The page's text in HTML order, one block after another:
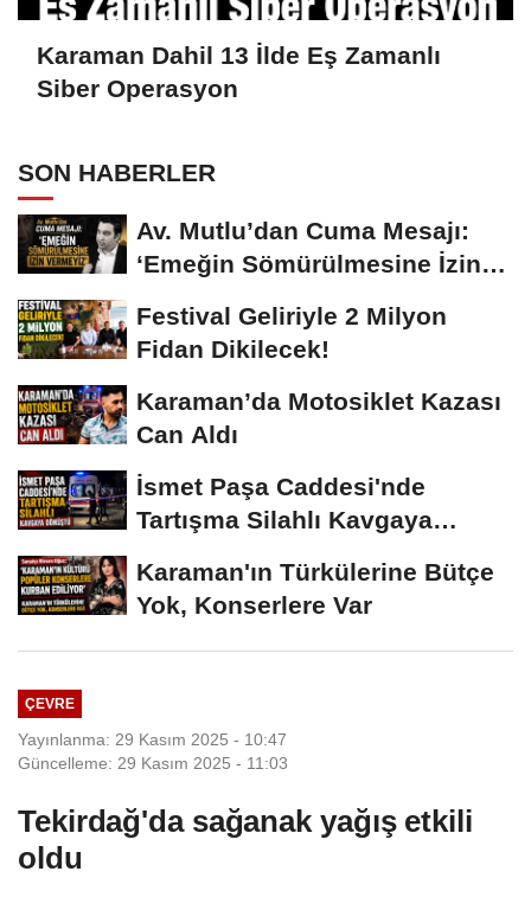
Karaman Dahil 13 İlde Eş Zamanlı
Siber Operasyon
SON HABERLER
Av. Mutlu’dan Cuma Mesajı:
‘Emeğin Sömürülmesine İzin
Festival Geliriyle 2 Milyon
Fidan Dikilecek!
Karaman’da Motosiklet Kazası
Can Aldı
İsmet Paşa Caddesi'nde
Tartışma Silahlı Kavgaya
Karaman'ın Türkülerine Bütçe
Yok, Konserlere Var
ÇEVRE
Yayınlanma: 29 Kasım 2025 - 10:47
Güncelleme: 29 Kasım 2025 - 11:03
Tekirdağ'da sağanak yağış etkili
oldu